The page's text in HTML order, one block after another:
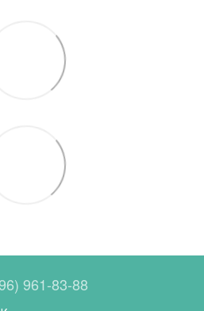
961-83-88